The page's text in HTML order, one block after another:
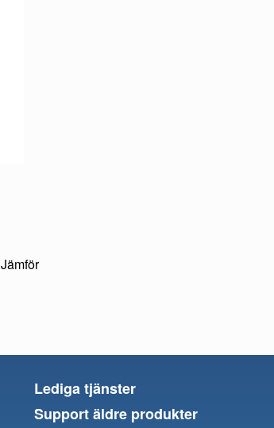
Jämför
Lediga tjänster
Support äldre produkter